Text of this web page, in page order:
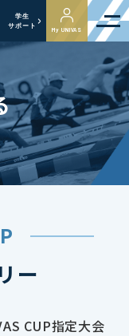
学生
サポート
My UNIVAS
ー
CUP指定大会